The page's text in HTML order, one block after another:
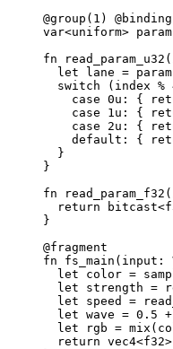
@group(1)
var<uniform>
fn
let lane =
switch (index %
case 0u: {
case 1u: {
case 2u: {
default: {
}
}
fn
return
}
@fragment
fn fs_main(input:
let color =
let strength =
let speed =
let wave = 0.5
let rgb =
return